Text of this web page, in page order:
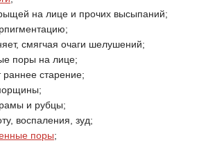
на лице и прочих высыпаний;
смягчая очаги шелушений;
поры на лице;
старение;
и рубцы;
воспаления, зуд;
поры;